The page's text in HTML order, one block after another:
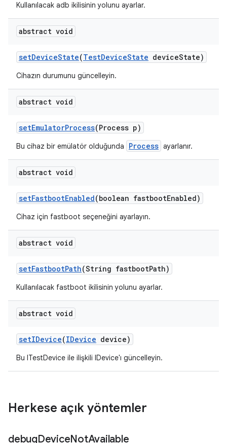
Kullanılacak adb ikilisinin yolunu ayarlar.
abstract void
setDeviceState(TestDeviceState deviceState)
Cihazın durumunu güncelleyin.
abstract void
setEmulatorProcess(Process p)
Bu cihaz bir emülatör olduğunda Process ayarlanır.
abstract void
setFastbootEnabled(boolean fastbootEnabled)
Cihaz için fastboot seçeneğini ayarlayın.
abstract void
setFastbootPath(String fastbootPath)
Kullanılacak fastboot ikilisinin yolunu ayarlar.
abstract void
setIDevice(IDevice device)
Bu ITestDevice ile ilişkili IDevice'ı güncelleyin.
Herkese açık yöntemler
debugDeviceNotAvailable